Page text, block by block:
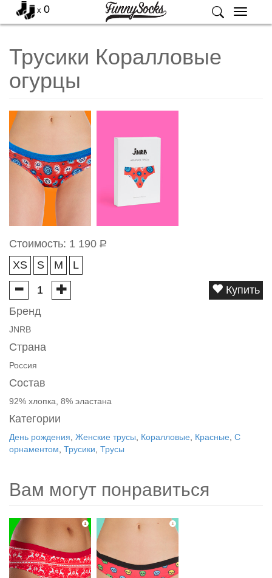
Меню
x 0
Трусики Коралловые
огурцы
Стоимость: 1 190 Р
XS
S M L
Купить
Бренд
JNRB
Страна
Россия
Состав
92% хлопка, 8% эластана
Категории
День рождения Женские трусы Коралловые Красные С
орнаментом Трусики Трусы
Вам могут понравиться